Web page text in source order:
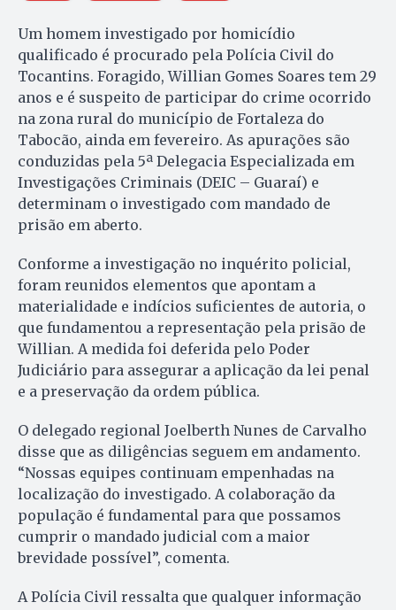
Um homem investigado por homicídio
qualificado é procurado pela Polícia Civil do
Tocantins. Foragido, Willian Gomes Soares tem 29
anos e é suspeito de participar do crime ocorrido
na zona rural do município de Fortaleza do
Tabocão, ainda em fevereiro. As apurações são
conduzidas pela 5ª Delegacia Especializada em
Investigações Criminais (DEIC – Guaraí) e
determinam o investigado com mandado de
prisão em aberto.
Conforme a investigação no inquérito policial,
foram reunidos elementos que apontam a
materialidade e indícios suficientes de autoria, o
que fundamentou a representação pela prisão de
Willian. A medida foi deferida pelo Poder
Judiciário para assegurar a aplicação da lei penal
e a preservação da ordem pública.
O delegado regional Joelberth Nunes de Carvalho
disse que as diligências seguem em andamento.
“Nossas equipes continuam empenhadas na
localização do investigado. A colaboração da
população é fundamental para que possamos
cumprir o mandado judicial com a maior
brevidade possível”, comenta.
A Polícia Civil ressalta que qualquer informação